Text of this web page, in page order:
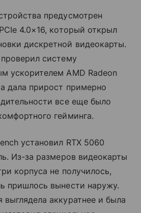
предусмотрен
4.0×16, который открыл
дискретной видеокарты.
систему
ускорителем AMD Radeon
дала прирост примерно
все еще было
гейминга.
установил RTX 5060
Из-за размеров видеокарты
корпуса не получилось,
пришлось вынести наружу.
аккуратнее и была